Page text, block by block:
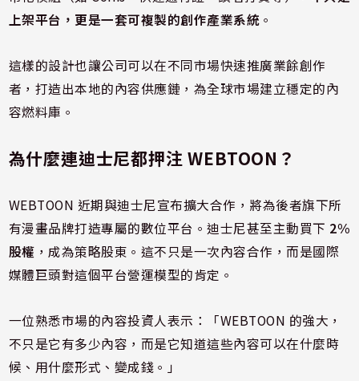
上架平台，更是一套可複製的創作產業系統 。
這樣的設計也讓公司可以在不同市場快速推廣業餘創作
者，打造出本地的內容供應鏈，為全球市場建立穩定的內
容燃料庫。
為什麼連迪士尼都押注 WEBTOON？
WEBTOON 近期與迪士尼宣布擴大合作，將為後者旗下所
有漫畫品牌打造專屬的數位平台。迪士尼甚至主動買下 2%
股權 ，成為策略股東。這不只是一次內容合作，而是國際
媒體巨頭對這個平台營運模型的肯定。
一位熟悉市場的內容投資人表示：「WEBTOON 的強大，
不只是它有多少內容，而是它知道這些內容可以在什麼時
候、用什麼形式、變成錢。」